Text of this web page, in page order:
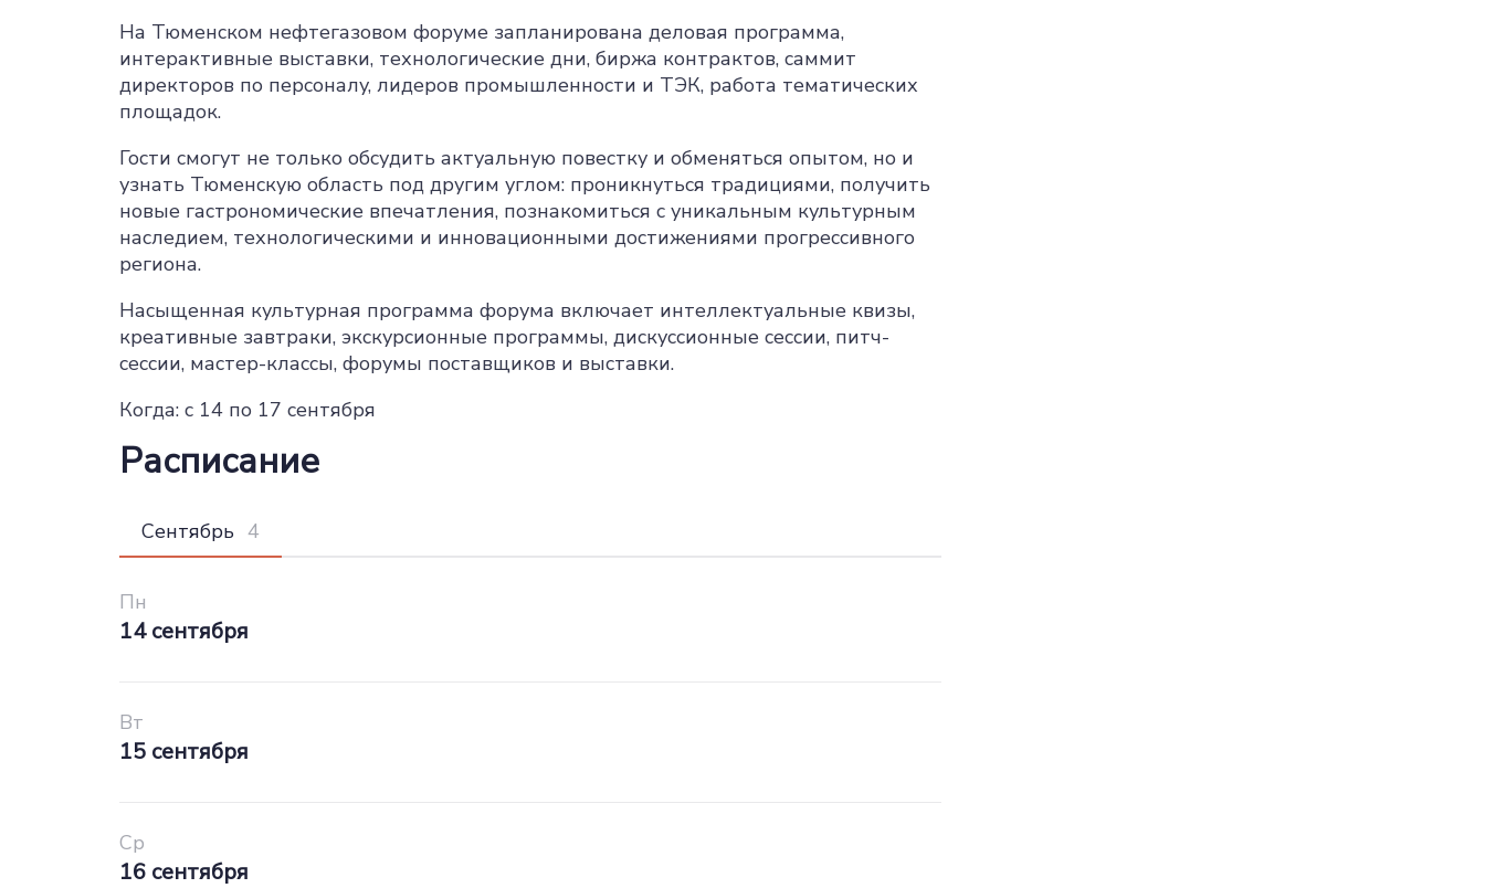
На Тюменском нефтегазовом форуме запланирована деловая программа,
интерактивные выставки, технологические дни, биржа контрактов, саммит
директоров по персоналу, лидеров промышленности и ТЭК, работа тематических
площадок.
Гости смогут не только обсудить актуальную повестку и обменяться опытом, но и
узнать Тюменскую область под другим углом: проникнуться традициями, получить
новые гастрономические впечатления, познакомиться с уникальным культурным
наследием, технологическими и инновационными достижениями прогрессивного
региона.
Насыщенная культурная программа форума включает интеллектуальные квизы,
креативные завтраки, экскурсионные программы, дискуссионные сессии, питч-
сессии, мастер-классы, форумы поставщиков и выставки.
Когда: с 14 по 17 сентября
Расписание
Сентябрь
Пн
14 сентября
Вт
15 сентября
Ср
16 сентября